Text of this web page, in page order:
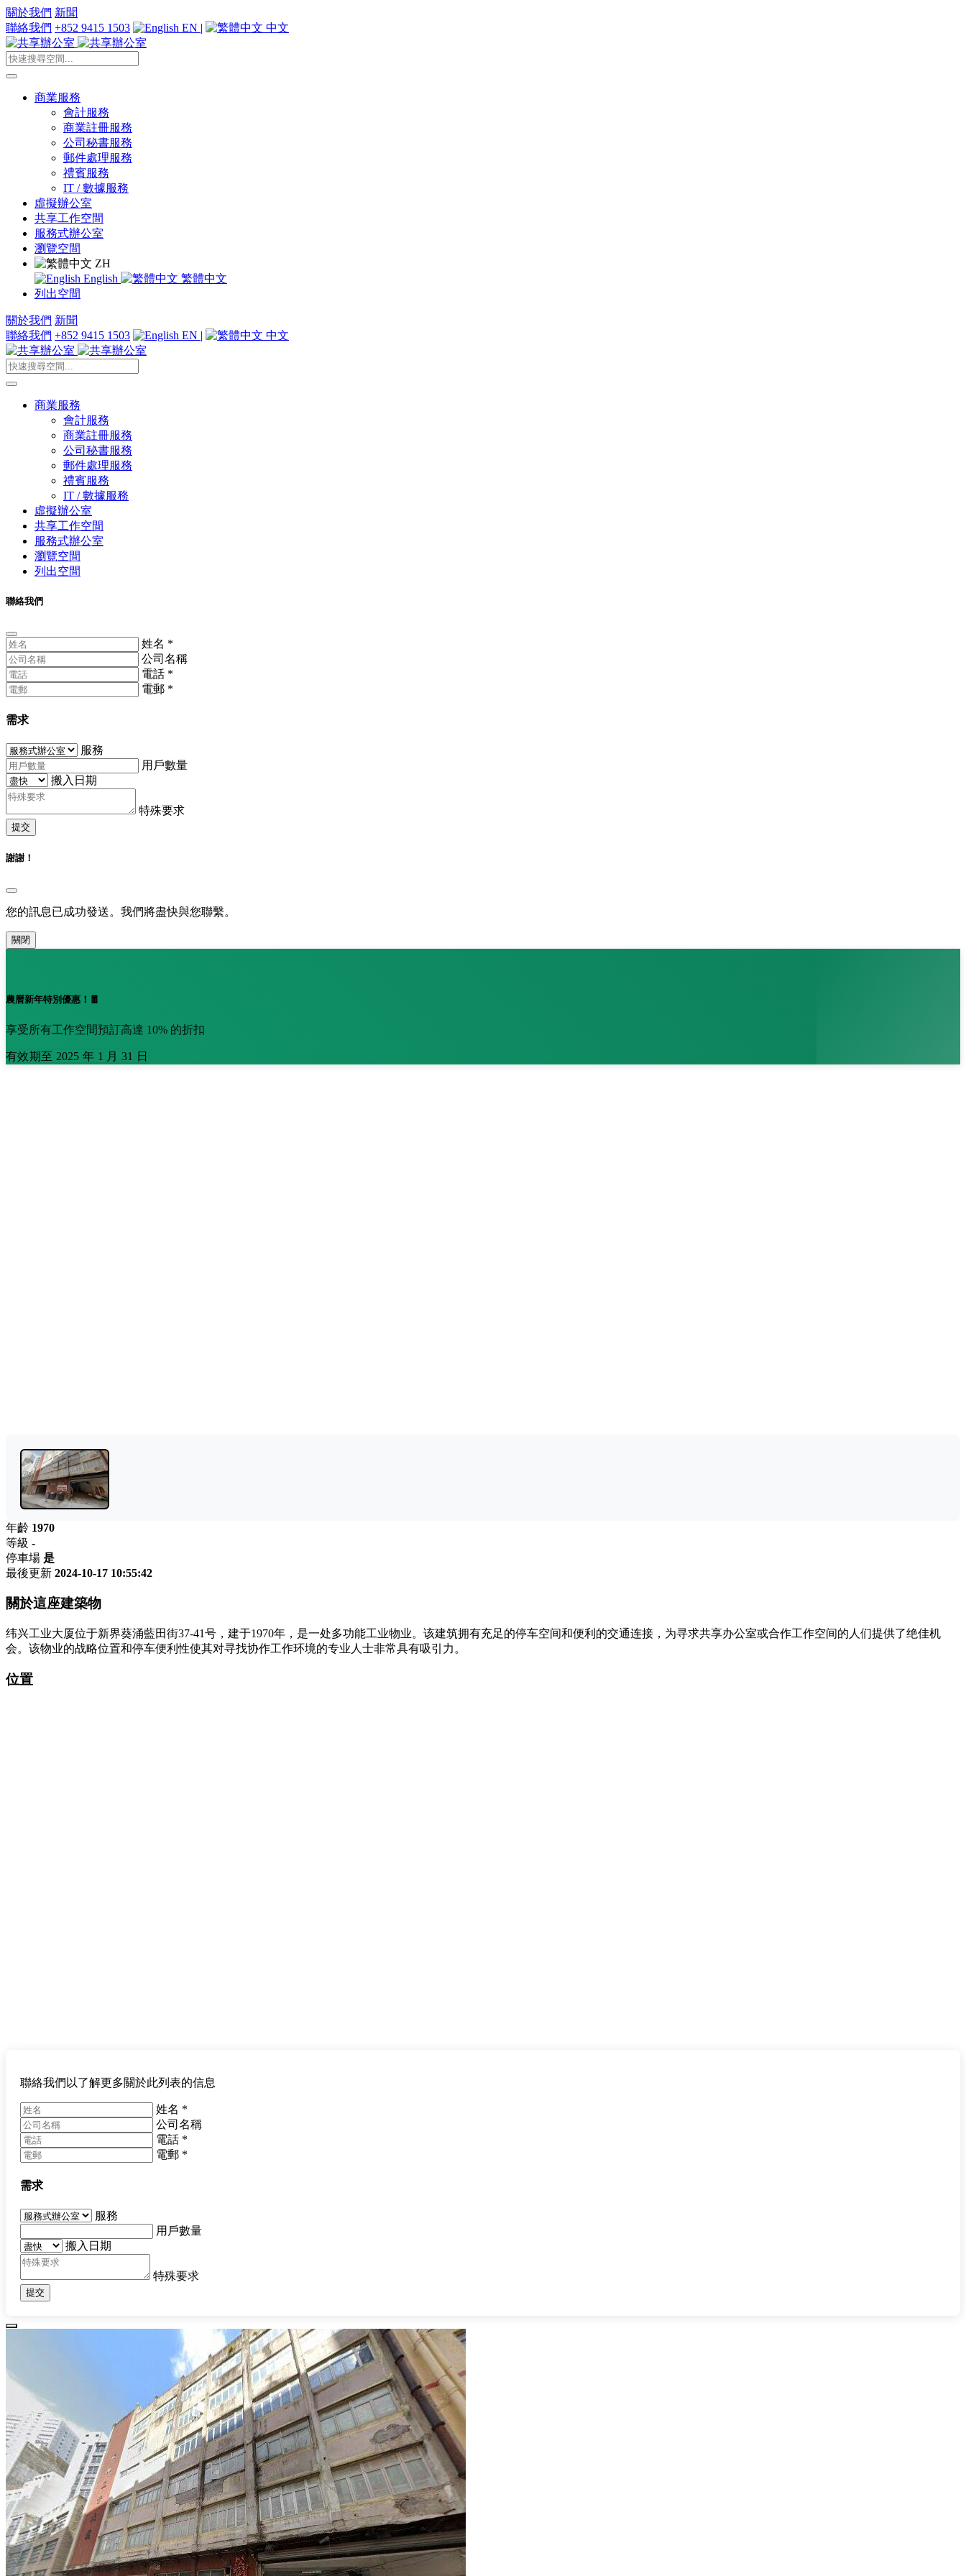
關於我們 新聞
聯絡我們 +852 9415 1503 EN | 中文
商業服務
會計服務
商業註冊服務
公司秘書服務
郵件處理服務
禮賓服務
IT / 數據服務
虛擬辦公室
共享工作空間
服務式辦公室
瀏覽空間
ZH
English
繁體中文
列出空間
關於我們 新聞
聯絡我們 +852 9415 1503 EN | 中文
商業服務
會計服務
商業註冊服務
公司秘書服務
郵件處理服務
禮賓服務
IT / 數據服務
虛擬辦公室
共享工作空間
服務式辦公室
瀏覽空間
列出空間
聯絡我們
姓名 *
公司名稱
電話 *
電郵 *
需求
服務
用戶數量
搬入日期
特殊要求
提交
謝謝！
您的訊息已成功發送。我們將盡快與您聯繫。
關閉
農曆新年特別優惠！🧧
享受所有工作空間預訂高達 10% 的折扣
有效期至 2025 年 1 月 31 日
年齡 1970
等級 -
停車場 是
最後更新 2024-10-17 10:55:42
關於這座建築物
纬兴工业大厦位于新界葵涌藍田街37-41号，建于1970年，是一处多功能工业物业。该建筑拥有充足的停车空间和便利的交通连接，为寻求共享办公室或合作工作空间的人们提供了绝佳机
会。该物业的战略位置和停车便利性使其对寻找协作工作环境的专业人士非常具有吸引力。
位置
聯絡我們以了解更多關於此列表的信息
姓名 *
公司名稱
電話 *
電郵 *
需求
服務
用戶數量
搬入日期
特殊要求
提交